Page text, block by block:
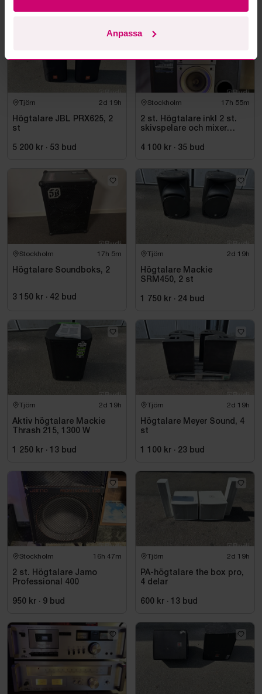
Anpassa
Tjörn 2d 19h
Högtalare JBL PRX625, 2
st
5 200 kr · 53 bud
Stockholm 17h 55m
2 st. Högtalare inkl 2 st.
skivspelare och mixer
4 100 kr · 35 bud
Stockholm 17h 5m
Högtalare Soundboks, 2
3 150 kr · 42 bud
Tjörn 2d 19h
Högtalare Mackie
SRM450, 2 st
1 750 kr · 24 bud
Tjörn 2d 19h
Aktiv högtalare Mackie
Thrash 215, 1300 W
1 250 kr · 13 bud
Tjörn 2d 19h
Högtalare Meyer Sound, 4
st
1 100 kr · 23 bud
Stockholm 16h 47m
2 st. Högtalare Jamo
Professional 400
950 kr · 9 bud
Tjörn 2d 19h
PA-högtalare the box pro,
4 delar
600 kr · 13 bud